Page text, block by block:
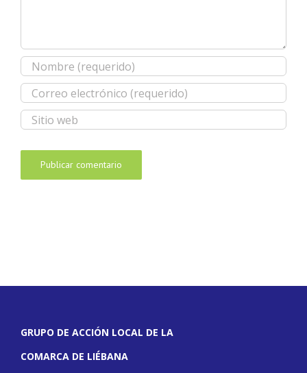
GRUPO DE ACCIÓN LOCAL DE LA
COMARCA DE LIÉBANA